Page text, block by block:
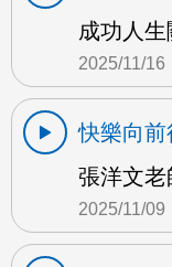
成功人
2025/11/16
快樂向前
張洋文
2025/11/09